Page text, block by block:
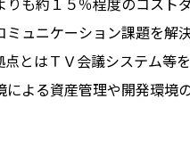
ュニケーション課題を解
とはＴＶ会議システム等
よる資産管理や開発環境